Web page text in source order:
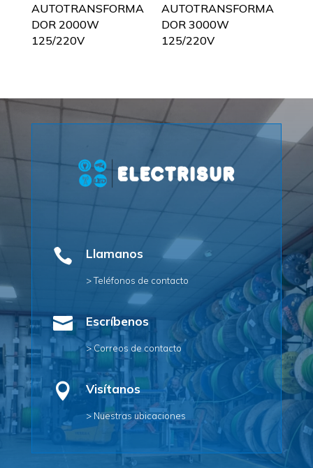
AUTOTRANSFORMA
DOR 2000W
125/220V
AUTOTRANSFORMA
DOR 3000W
125/220V
 Llamanos
> Teléfonos de contacto
 Escríbenos
> Correos de contacto
 Visítanos
> Nuestras ubicaciones